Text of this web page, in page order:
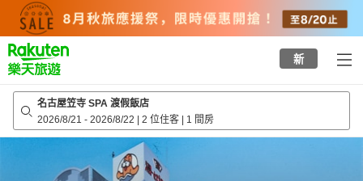
top
page
新
名古屋笠寺 SPA 渡假飯店
2026/8/21 - 2026/8/22 | 2 位住客 | 1 間房